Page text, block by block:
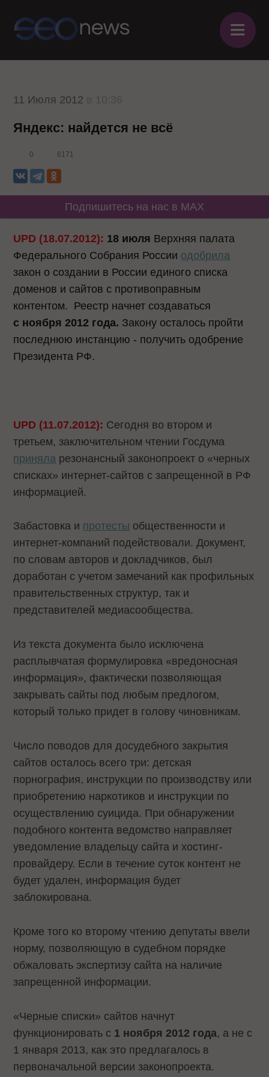
≡
11 Июля 2012
Яндекс: найдется не всё
0 6171
Подпишитесь на нас в MAX
UPD (18.07.2012): 18 июля Верхняя палата
Федерального Собрания России одобрила
закон о создании в России единого списка
доменов и сайтов с противоправным
контентом. Реестр начнет создаваться
с ноября 2012 года. Закону осталось пройти
последнюю инстанцию - получить одобрение
Президента РФ.
UPD (11.07.2012): Сегодня во втором и
третьем, заключительном чтении Госдума
приняла резонансный законопроект о «черных
списках» интернет-сайтов с запрещенной в РФ
информацией.
Забастовка и протесты общественности и
интернет-компаний подействовали. Документ,
по словам авторов и докладчиков, был
доработан с учетом замечаний как профильных
правительственных структур, так и
представителей медиасообщества.
Из текста документа было исключена
расплывчатая формулировка «вредоносная
информация», фактически позволяющая
закрывать сайты под любым предлогом,
который только придет в голову чиновникам.
Число поводов для досудебного закрытия
сайтов осталось всего три: детская
порнография, инструкции по производству или
приобретению наркотиков и инструкции по
осуществлению суицида. При обнаружении
подобного контента ведомство направляет
уведомление владельцу сайта и хостинг-
провайдеру. Если в течение суток контент не
будет удален, информация будет
заблокирована.
Кроме того ко второму чтению депутаты ввели
норму, позволяющую в судебном порядке
обжаловать экспертизу сайта на наличие
запрещенной информации.
«Черные списки» сайтов начнут
функционировать с 1 ноября 2012 года, а не с
1 января 2013, как это предлагалось в
первоначальной версии законопроекта.